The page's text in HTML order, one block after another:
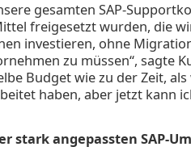
gesamten SAP-
freigesetzt wurden, die
investieren, ohne
zu müssen“, sagte
Budget wie zu der Zeit,
haben, aber jetzt kann
stark angepassten SAP-